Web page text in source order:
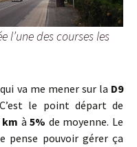
l’une des courses les
va me mener sur la D9
le point départ de
km à5% de moyenne. Le
pense pouvoir gérer ça